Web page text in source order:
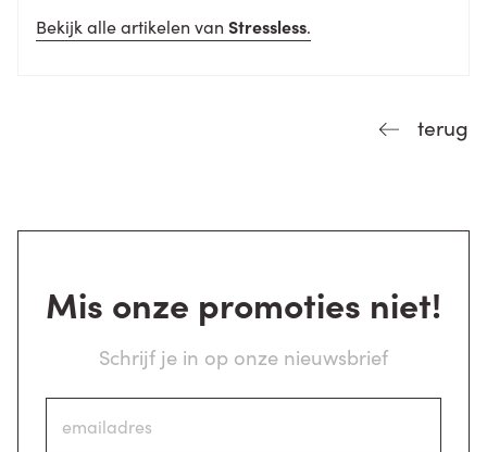
Bekijk alle artikelen van Stressless.
terug
Mis onze promoties niet!
Schrijf je in op onze nieuwsbrief